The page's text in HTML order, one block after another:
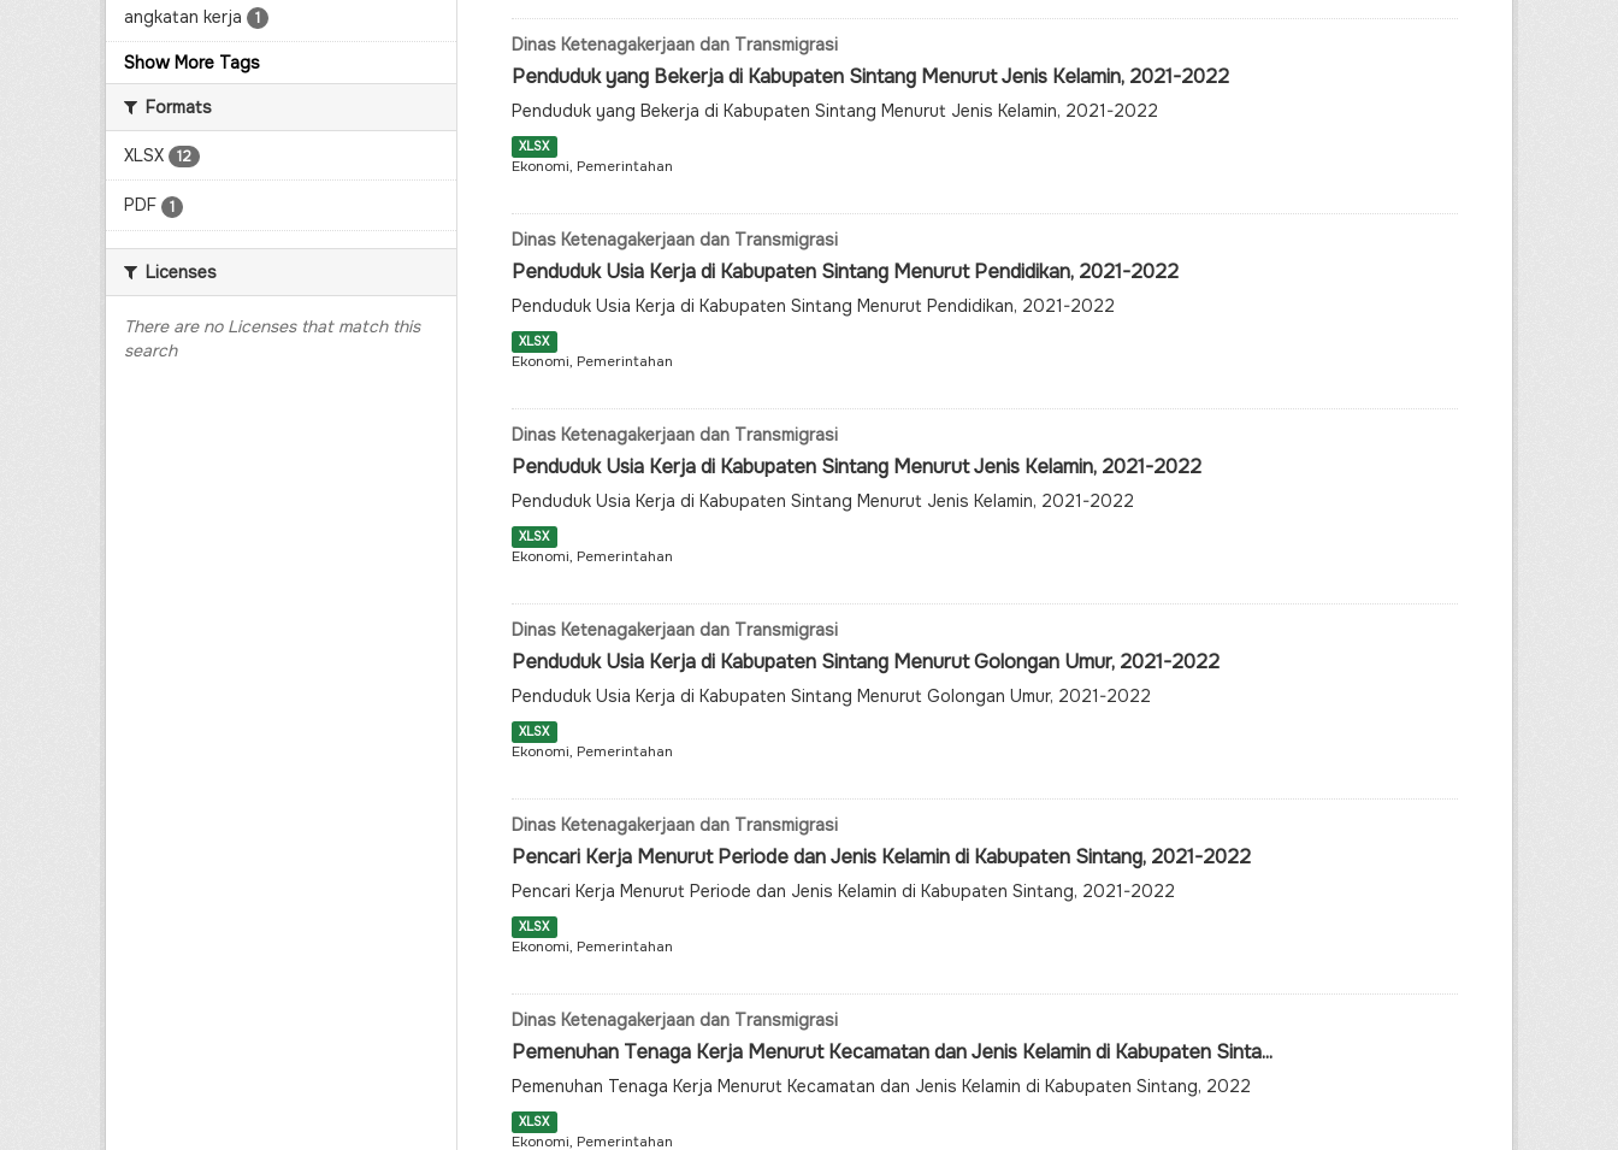
angkatan kerja 1
Show More Tags
Formats
XLSX 12
PDF 1
Licenses
There are no Licenses that match this
search
Dinas Ketenagakerjaan dan Transmigrasi
Penduduk yang Bekerja di Kabupaten Sintang Menurut Jenis Kelamin, 2021-2022
Penduduk yang Bekerja di Kabupaten Sintang Menurut Jenis Kelamin, 2021-2022
XLSX
Ekonomi, Pemerintahan
Dinas Ketenagakerjaan dan Transmigrasi
Penduduk Usia Kerja di Kabupaten Sintang Menurut Pendidikan, 2021-2022
Penduduk Usia Kerja di Kabupaten Sintang Menurut Pendidikan, 2021-2022
XLSX
Ekonomi, Pemerintahan
Dinas Ketenagakerjaan dan Transmigrasi
Penduduk Usia Kerja di Kabupaten Sintang Menurut Jenis Kelamin, 2021-2022
Penduduk Usia Kerja di Kabupaten Sintang Menurut Jenis Kelamin, 2021-2022
XLSX
Ekonomi, Pemerintahan
Dinas Ketenagakerjaan dan Transmigrasi
Penduduk Usia Kerja di Kabupaten Sintang Menurut Golongan Umur, 2021-2022
Penduduk Usia Kerja di Kabupaten Sintang Menurut Golongan Umur, 2021-2022
XLSX
Ekonomi, Pemerintahan
Dinas Ketenagakerjaan dan Transmigrasi
Pencari Kerja Menurut Periode dan Jenis Kelamin di Kabupaten Sintang, 2021-2022
Pencari Kerja Menurut Periode dan Jenis Kelamin di Kabupaten Sintang, 2021-2022
XLSX
Ekonomi, Pemerintahan
Dinas Ketenagakerjaan dan Transmigrasi
Pemenuhan Tenaga Kerja Menurut Kecamatan dan Jenis Kelamin di Kabupaten Sinta...
Pemenuhan Tenaga Kerja Menurut Kecamatan dan Jenis Kelamin di Kabupaten Sintang, 2022
XLSX
Ekonomi, Pemerintahan